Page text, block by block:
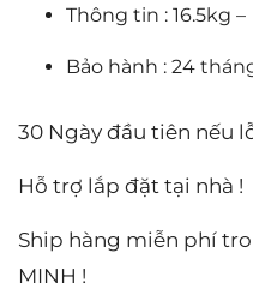
Thông tin : 16.5kg
Bảo hành : 24
30 Ngày đầu tiên nếu
Hỗ trợ lắp đặt tại nhà !
Ship hàng miễn phí
MINH !